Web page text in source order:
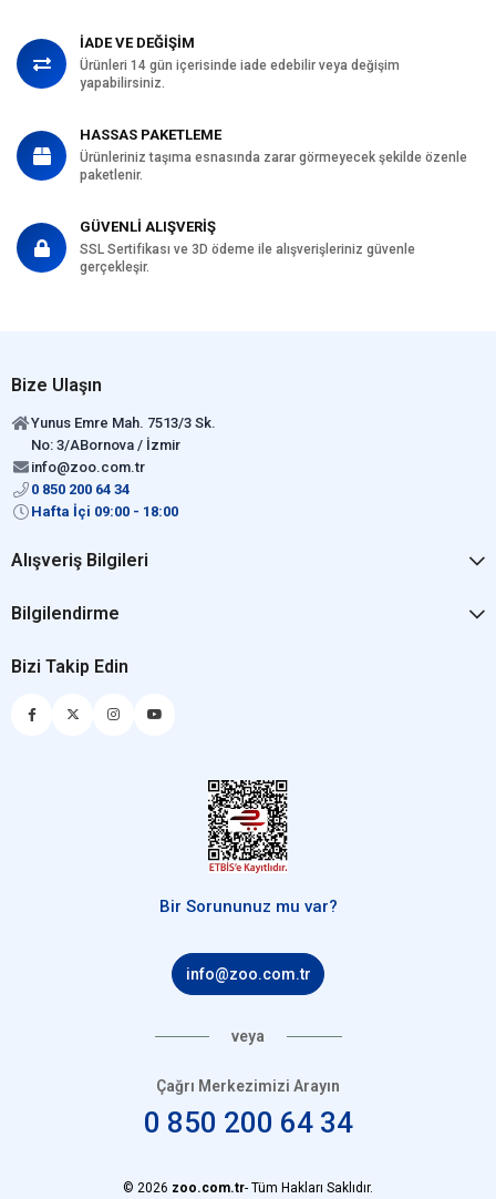
İADE VE DEĞİŞİM
Ürünleri 14 gün içerisinde iade edebilir veya değişim
yapabilirsiniz.
HASSAS PAKETLEME
Ürünleriniz taşıma esnasında zarar görmeyecek şekilde özenle
paketlenir.
GÜVENLİ ALIŞVERİŞ
SSL Sertifikası ve 3D ödeme ile alışverişleriniz güvenle
gerçekleşir.
Bize Ulaşın
Yunus Emre Mah. 7513/3 Sk.
No: 3/ABornova / İzmir
info@zoo.com.tr
0 850 200 64 34
Hafta İçi 09:00 - 18:00
Alışveriş Bilgileri
Bilgilendirme
Bizi Takip Edin
Bir Sorununuz mu var?
info@zoo.com.tr
veya
Çağrı Merkezimizi Arayın
0 850 200 64 34
© 2026 zoo.com.tr- Tüm Hakları Saklıdır.